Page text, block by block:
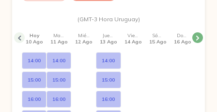
(GMT-3 Hora Uruguay)
Hoy
10 Ago
14:00
15:00
16:00
Martes
11 Ago
14:00
15:00
16:00
Miércoles
12 Ago
Jueves
13 Ago
14:00
15:00
16:00
Viernes
14 Ago
Sábado
15 Ago
Domingo
16 Ago